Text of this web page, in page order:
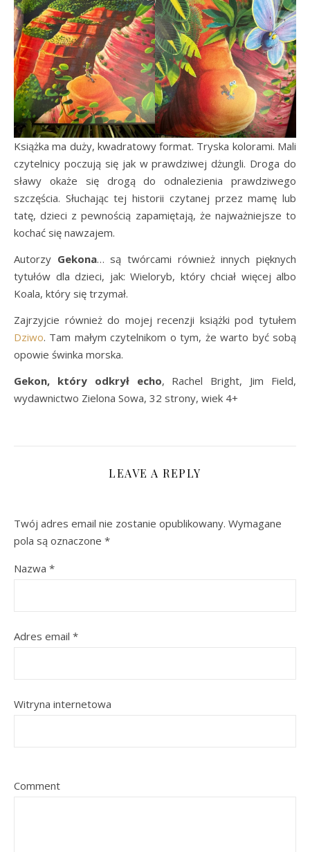
Książka ma duży, kwadratowy format. Tryska kolorami. Mali
czytelnicy poczują się jak w prawdziwej dżungli. Droga do
sławy okaże się drogą do odnalezienia prawdziwego
szczęścia. Słuchając tej historii czytanej przez mamę lub
tatę, dzieci z pewnością zapamiętają, że najważniejsze to
kochać się nawzajem.
Autorzy Gekona… są twórcami również innych pięknych
tytułów dla dzieci, jak: Wieloryb, który chciał więcej albo
Koala, który się trzymał.
Zajrzyjcie również do mojej recenzji książki pod tytułem
Dziwo. Tam małym czytelnikom o tym, że warto być sobą
opowie świnka morska.
Gekon, który odkrył echo, Rachel Bright, Jim Field,
wydawnictwo Zielona Sowa, 32 strony, wiek 4+
LEAVE A REPLY
Twój adres email nie zostanie opublikowany. Wymagane
pola są oznaczone *
Nazwa *
Adres email *
Witryna internetowa
Comment